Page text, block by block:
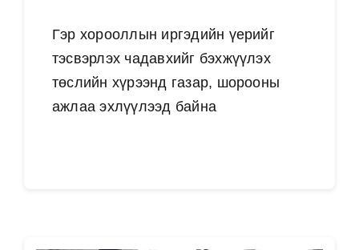
Гэр хорооллын иргэдийн үерийг
тэсвэрлэх чадавхийг бэхжүүлэх
төслийн хүрээнд газар, шорооны
ажлаа эхлүүлээд байна